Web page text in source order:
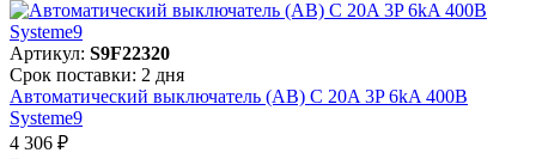
Артикул: S9F22320
Срок поставки: 2 дня
Автоматический выключатель (АВ) C 20A 3P 6kA 400В
Systeme9
4 306 ₽